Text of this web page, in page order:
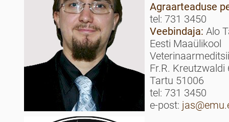
Agraarteaduse
tel: 731 3450
Veebindaja: Alo
Eesti Maaülikool
Fr.R. Kreutzwaldi
Tartu 51006
tel: 731 3450
e-post: